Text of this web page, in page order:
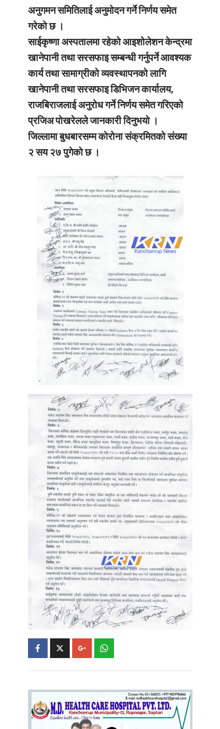
अनुगमन समितिलाई अनुमोदन गर्ने निर्णय समेत
गरेको छ ।
साईकृष्णा अस्पतालमा रहेको आइशोलेशन केन्द्रमा
खानेपानी तथा सरसफाइ सम्बन्धी गर्नुपर्ने आवश्यक
कार्य तथा सामाग्रीको व्यवस्थापनको लागि
खानेपानी तथा सरसफाइ डिभिजन कार्यालय,
राजबिराजलाई अनुरोध गर्ने निर्णय समेत गरिएको
प्रजिअ पोखरेलले जानकारी दिनुभयो ।
जिल्लामा बुधबारसम्म कोरोना संक्रमितको संख्या
२ सय २७ पुगेको छ ।